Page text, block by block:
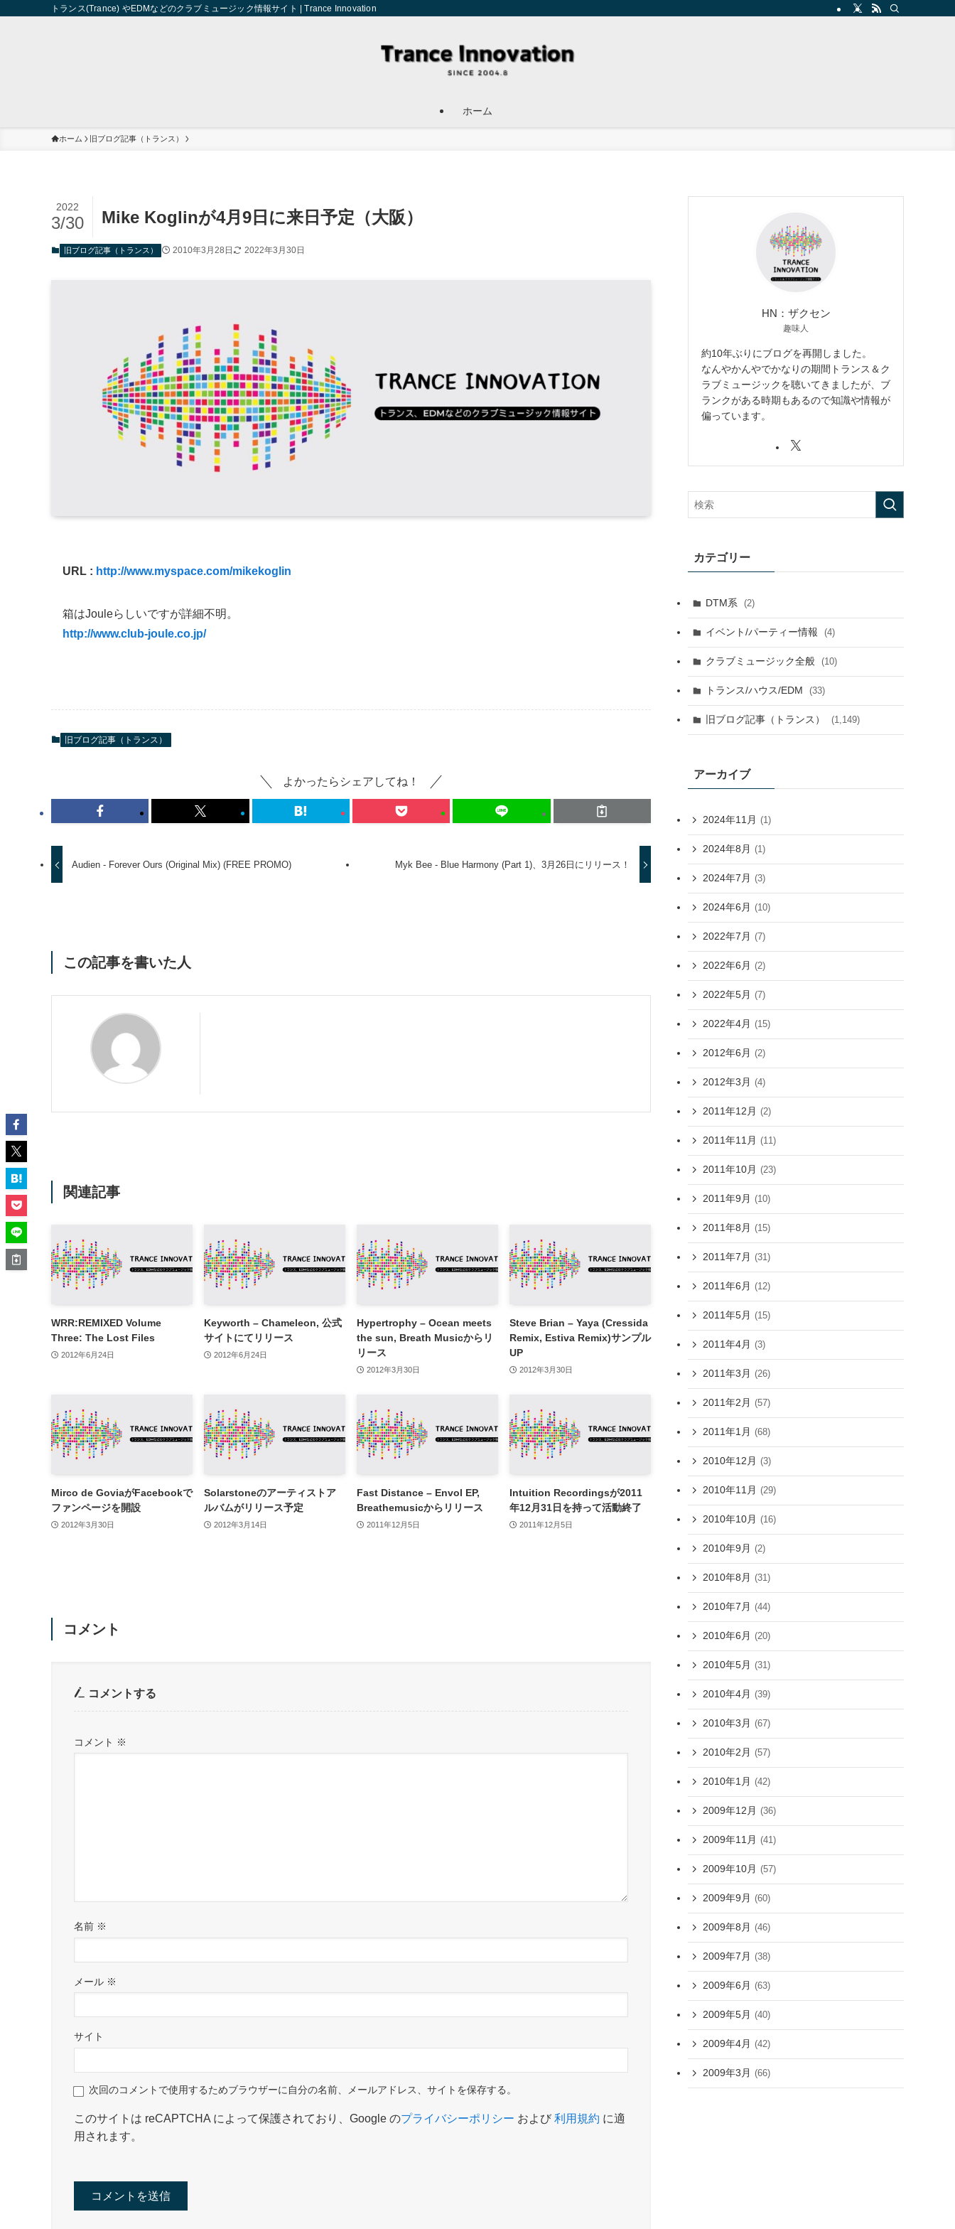
トランス(Trance) やEDMなどのクラブミュージック情報サイト | Trance Innovation
ホーム
ホーム 旧ブログ記事（トランス）
Mike Koglinが4月9日に来日予定（大阪）
2022
3/30
旧ブログ記事（トランス） 2010年3月28日 2022年3月30日
URL : http://www.myspace.com/mikekoglin
箱はJouleらしいですが詳細不明。
http://www.club-joule.co.jp/
旧ブログ記事（トランス）
よかったらシェアしてね！
Audien - Forever Ours (Original Mix) (FREE PROMO) Myk Bee - Blue Harmony (Part 1)、3月26日にリリース！
この記事を書いた人
関連記事
WRR:REMIXED Volume
Three: The Lost Files
2012年6月24日
Keyworth – Chameleon, 公式
サイトにてリリース
2012年6月24日
Hypertrophy – Ocean meets
the sun, Breath Musicからリ
リース
2012年3月30日
Steve Brian – Yaya (Cressida
Remix, Estiva Remix)サンプル
UP
2012年3月30日
Mirco de GoviaがFacebookで
ファンページを開設
2012年3月30日
Solarstoneのアーティストア
ルバムがリリース予定
2012年3月14日
Fast Distance – Envol EP,
Breathemusicからリリース
2011年12月5日
Intuition Recordingsが2011
年12月31日を持って活動終了
2011年12月5日
コメント
コメントする
コメント ※
名前 ※
メール ※
サイト
次回のコメントで使用するためブラウザーに自分の名前、メールアドレス、サイトを保存する。
このサイトは reCAPTCHA によって保護されており、Google のプライバシーポリシー および 利用規約 に適
用されます。
HN：ザクセン
趣味人
約10年ぶりにブログを再開しました。
なんやかんやでかなりの期間トランス＆ク
ラブミュージックを聴いてきましたが、ブ
ランクがある時期もあるので知識や情報が
偏っています。
カテゴリー
DTM系 (2)
イベント/パーティー情報 (4)
クラブミュージック全般 (10)
トランス/ハウス/EDM (33)
旧ブログ記事（トランス） (1,149)
アーカイブ
2024年11月 (1)
2024年8月 (1)
2024年7月 (3)
2024年6月 (10)
2022年7月 (7)
2022年6月 (2)
2022年5月 (7)
2022年4月 (15)
2012年6月 (2)
2012年3月 (4)
2011年12月 (2)
2011年11月 (11)
2011年10月 (23)
2011年9月 (10)
2011年8月 (15)
2011年7月 (31)
2011年6月 (12)
2011年5月 (15)
2011年4月 (3)
2011年3月 (26)
2011年2月 (57)
2011年1月 (68)
2010年12月 (3)
2010年11月 (29)
2010年10月 (16)
2010年9月 (2)
2010年8月 (31)
2010年7月 (44)
2010年6月 (20)
2010年5月 (31)
2010年4月 (39)
2010年3月 (67)
2010年2月 (57)
2010年1月 (42)
2009年12月 (36)
2009年11月 (41)
2009年10月 (57)
2009年9月 (60)
2009年8月 (46)
2009年7月 (38)
2009年6月 (63)
2009年5月 (40)
2009年4月 (42)
2009年3月 (66)